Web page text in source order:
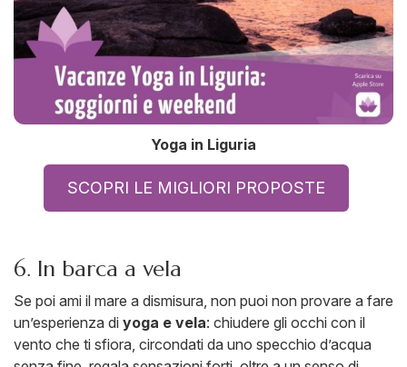
Yoga in Liguria
SCOPRI LE MIGLIORI PROPOSTE
6. In barca a vela
Se poi ami il mare a dismisura, non puoi non provare a fare
un’esperienza di yoga e vela: chiudere gli occhi con il
vento che ti sfiora, circondati da uno specchio d’acqua